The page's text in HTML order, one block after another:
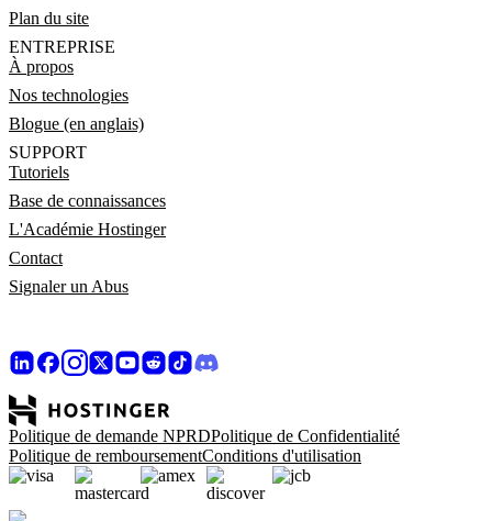
Plan du site
ENTREPRISE
À propos
Nos technologies
Blogue (en anglais)
SUPPORT
Tutoriels
Base de connaissances
L'Académie Hostinger
Contact
Signaler un Abus
Politique de demande NPRDPolitique de Confidentialité
Politique de remboursementConditions d'utilisation